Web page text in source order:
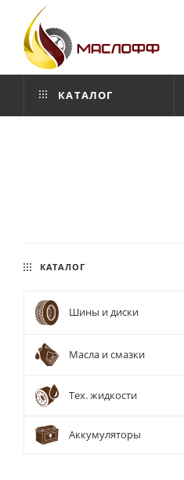
КАТАЛОГ
КАТАЛОГ
Шины и диски
Масла и смазки
Тех. жидкости
Аккумуляторы